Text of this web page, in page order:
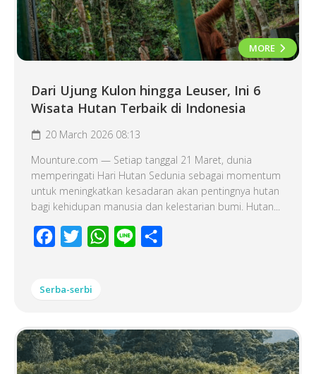
MORE
Dari Ujung Kulon hingga Leuser, Ini 6
Wisata Hutan Terbaik di Indonesia
20 March 2026 08:13
Mounture.com — Setiap tanggal 21 Maret, dunia
memperingati Hari Hutan Sedunia sebagai momentum
untuk meningkatkan kesadaran akan pentingnya hutan
bagi kehidupan manusia dan kelestarian bumi. Hutan...
Facebook
Twitter WhatsApp
Line
Serba-serbi